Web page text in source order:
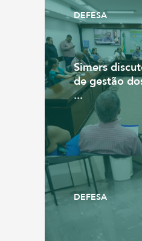
DEFESA
Simers
de gestão
...
DEFESA